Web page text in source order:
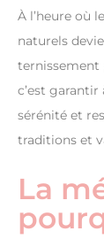
À l’heure où
naturels
ternissement
c’est
sérénité et
traditions et
La